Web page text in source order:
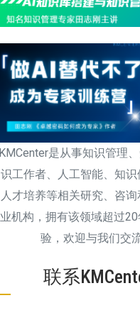
KMCenter是从事知识管理
识工作者、人工智能、知
人才培养等相关研究、咨
业机构，拥有该领域超过
验，欢迎与我们交流
联系